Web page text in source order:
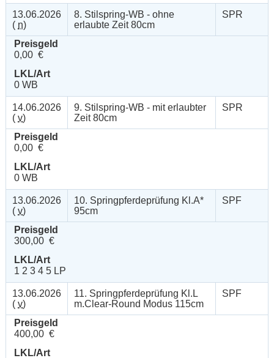
13.06.2026
( n)
8. Stilspring-WB - ohne
erlaubte Zeit 80cm
SPR
Preisgeld
0,00 €
LKL/Art
0 WB
14.06.2026
( v)
9. Stilspring-WB - mit erlaubter
Zeit 80cm
SPR
Preisgeld
0,00 €
LKL/Art
0 WB
13.06.2026
( v)
10. Springpferdeprüfung Kl.A*
95cm
SPF
Preisgeld
300,00 €
LKL/Art
1 2 3 4 5 LP
13.06.2026
( v)
11. Springpferdeprüfung Kl.L
m.Clear-Round Modus 115cm
SPF
Preisgeld
400,00 €
LKL/Art